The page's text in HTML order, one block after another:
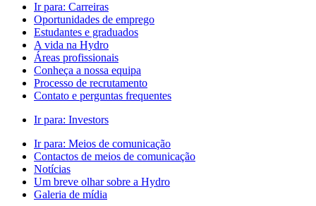
Ir para: Carreiras
Oportunidades de emprego
Estudantes e graduados
A vida na Hydro
Áreas profissionais
Conheça a nossa equipa
Processo de recrutamento
Contato e perguntas frequentes
Ir para: Investors
Ir para: Meios de comunicação
Contactos de meios de comunicação
Notícias
Um breve olhar sobre a Hydro
Galeria de mídia